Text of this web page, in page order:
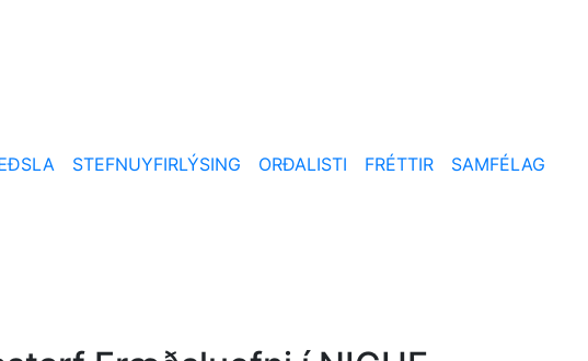
STEFNUYFIRLÝSING ORÐALISTI FRÉTTIR SAMFÉLAG